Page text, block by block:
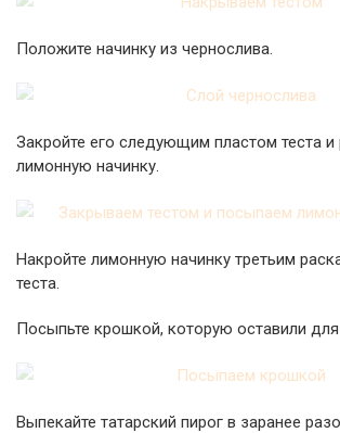
Положите начинку из чернослива.
Закройте его следующим пластом теста и
лимонную начинку.
Накройте лимонную начинку третьим
теста.
Посыпьте крошкой, которую оставили
Выпекайте татарский пирог в заранее